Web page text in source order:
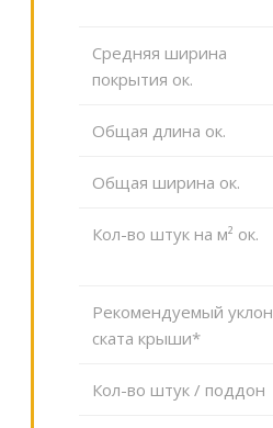
Средняя ширина
покрытия ок.
Общая длина ок.
Общая ширина ок.
Кол-во штук на м² ок.
Рекомендуемый уклон
ската крыши*
Кол-во штук / поддон